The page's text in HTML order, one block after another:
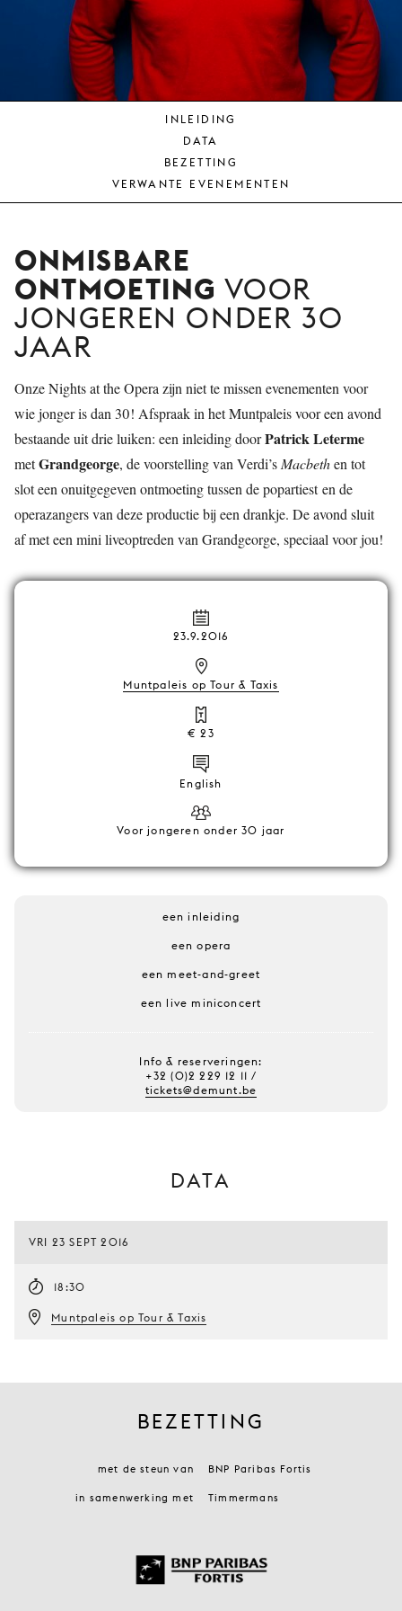
INLEIDING
DATA
BEZETTING
VERWANTE EVENEMENTEN
ONMISBARE
ONTMOETING VOOR
JONGEREN ONDER 30
JAAR
Onze Nights at the Opera zijn niet te missen evenementen voor
wie jonger is dan 30! Afspraak in het Muntpaleis voor een avond
bestaande uit drie luiken: een inleiding doorPatrick Leterme
metGrandgeorge, de voorstelling van Verdi’s Macbethen tot
slot een onuitgegeven ontmoeting tussen de popartiest en de
operazangers van deze productie bij een drankje. De avond sluit
af met een mini liveoptreden van Grandgeorge, speciaal voor jou!
23.9.2016
Muntpaleis op Tour & Taxis
€ 23
English
Voor jongeren onder 30 jaar
een inleiding
een opera
een meet-and-greet
een live miniconcert
Info & reserveringen:
+32 (0)2 229 12 11 /
tickets@demunt.be
DATA
VRI 23 SEPT 2016
18:30
Muntpaleis op Tour & Taxis
BEZETTING
met de steun van BNP Paribas Fortis
in samenwerking met Timmermans